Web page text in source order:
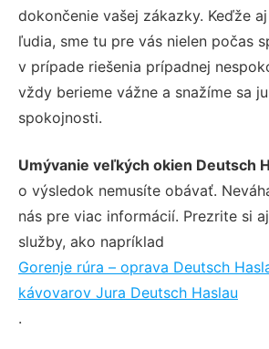
dokončenie vašej zákazky. Keďže
ľudia, sme tu pre vás nielen počas
v prípade riešenia prípadnej
vždy berieme vážne a snažíme sa
spokojnosti.
Umývanie veľkých okien Deutsch
o výsledok nemusíte obávať.
nás pre viac informácií. Prezrite si
služby, ako napríklad
Gorenje rúra – oprava Deutsch
kávovarov Jura Deutsch Haslau
.